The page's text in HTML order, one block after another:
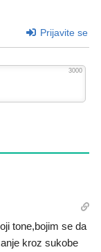
Prijavite se
3000
tone,bojim se da
kroz sukobe